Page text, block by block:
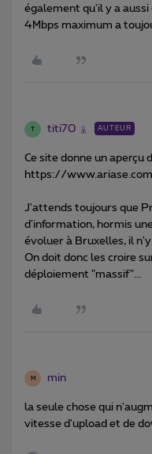
également qu'il y a
4Mbps maximum a
T titi70 AUTEUR
Ce site donne un aperçu
https://
J'attends toujours que
d'information, hormis
évoluer à Bruxelles, il
On doit donc les croire
déploiement "massif"...
M min
la seule chose qui
vitesse d'upload et de